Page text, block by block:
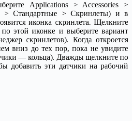
Applications > Accessories >
> Стандартные > Скринлеты) и в
иконка скринлета. Щелкните
этой иконке и выберите вариант
скринлетов). Когда откроется
вниз до тех пор, пока не увидите
— кольца). Дважды щелкните по
добавить эти датчики на рабочий